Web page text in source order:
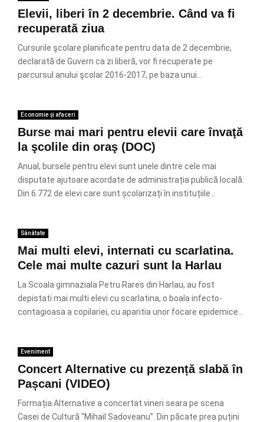
Elevii, liberi în 2 decembrie. Când va fi
recuperată ziua
Cursurile şcolare planificate pentru data de 2 decembrie,
declarată de Guvern ca zi liberă, vor fi recuperate pe
parcursul anului şcolar 2016-2017, pe baza unui...
Economie și afaceri
Burse mai mari pentru elevii care învaţă
la şcolile din oraş (DOC)
Anual, bursele pentru elevi sunt unele dintre cele mai
disputate ajutoare acordate de administrația publică locală.
Din 6.772 de elevi care sunt școlarizați în instituțiile...
Sănătate
Mai multi elevi, internati cu scarlatina.
Cele mai multe cazuri sunt la Harlau
La Scoala gimnaziala Petru Rares din Harlau, au fost
depistati mai multi elevi cu scarlatina, o boala infecto-
contagioasa a copilariei, cu aparitia unor focare epidemice...
Eveniment
Concert Alternative cu prezență slabă în
Pașcani (VIDEO)
Formația Alternative a concertat vineri seara pe scena
Casei de Cultură “Mihail Sadoveanu”. Din păcate prea puțini